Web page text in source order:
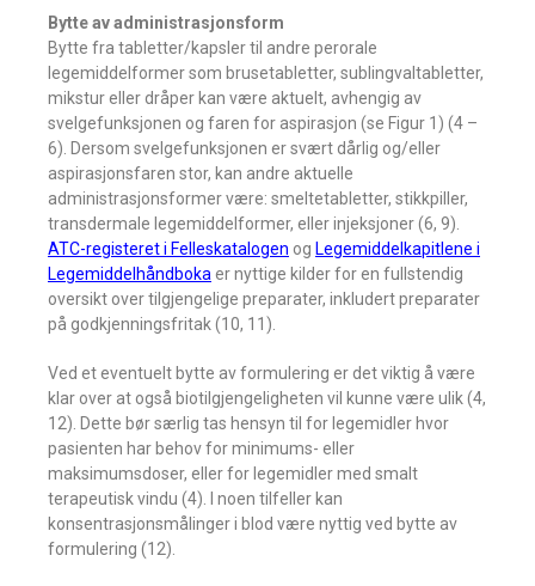
Bytte av administrasjonsform
Bytte fra tabletter/kapsler til andre perorale
legemiddelformer som brusetabletter, sublingvaltabletter,
mikstur eller dråper kan være aktuelt, avhengig av
svelgefunksjonen og faren for aspirasjon (se Figur 1) (4 –
6). Dersom svelgefunksjonen er svært dårlig og/eller
aspirasjonsfaren stor, kan andre aktuelle
administrasjonsformer være: smeltetabletter, stikkpiller,
transdermale legemiddelformer, eller injeksjoner (6, 9).
ATC-registeret i Felleskatalogen og Legemiddelkapitlene i
Legemiddelhåndbokaer nyttige kilder for en fullstendig
oversikt over tilgjengelige preparater, inkludert preparater
på godkjenningsfritak (10, 11).
Ved et eventuelt bytte av formulering er det viktig å være
klar over at også biotilgjengeligheten vil kunne være ulik (4,
12). Dette bør særlig tas hensyn til for legemidler hvor
pasienten har behov for minimums- eller
maksimumsdoser, eller for legemidler med smalt
terapeutisk vindu (4). I noen tilfeller kan
konsentrasjonsmålinger i blod være nyttig ved bytte av
formulering (12).